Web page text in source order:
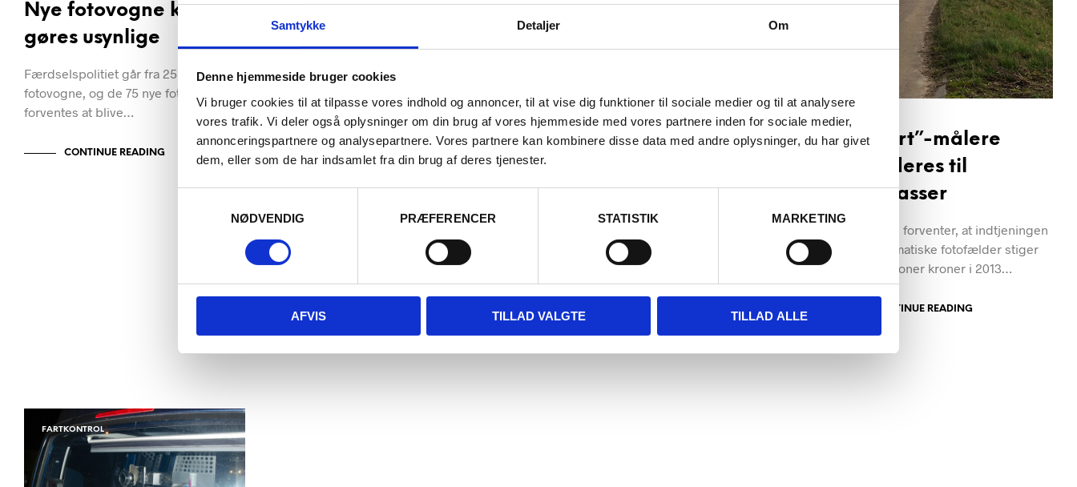
Samtykke Detaljer Om
Denne hjemmeside bruger cookies
Vi bruger cookies til at tilpasse vores indhold og annoncer, til at vise dig funktioner til sociale medier og til at analysere
vores trafik. Vi deler også oplysninger om din brug af vores hjemmeside med vores partnere inden for sociale medier,
annonceringspartnere og analysepartnere. Vores partnere kan kombinere disse data med andre oplysninger, du har givet
dem, eller som de har indsamlet fra din brug af deres tjenester.
v
g
NØDVENDIG PRÆFERENCER STATISTIK MARKETING
AFVIS TILLAD VALGTE TILLAD ALLE
Nye fotovogne kan
gøres usynlige
Færdselspolitiet går fra 25 til 100
fotovogne, og de 75 nye fotovogne
forventes at blive…
CONTINUE READING
fotovogne voldsomt
forsinket
Ekstra Bladet meddeler fredag 22.
februar 2013, at Politiets 100 nye
digitale fotovogne bliver voldsomt…
CONTINUE READING
præsenterer deres nye…
“Din fart”-målere
opgraderes til
stærekasser
Regeringen forventer, at indtjeningen
fra de automatiske fotofælder stiger
fra 353 millioner kroner i 2013…
CONTINUE READING
FARTKONTROL